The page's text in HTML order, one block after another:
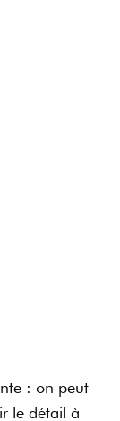
et
avoir une